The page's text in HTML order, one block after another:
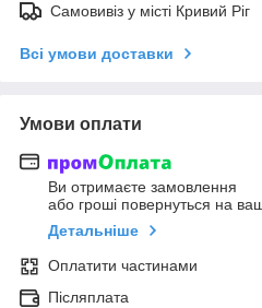
Самовивіз у місті Кривий Ріг
Всі умови доставки
Умови оплати
Ви отримаєте замовлення
або гроші повернуться на
Детальніше
Оплатити частинами
Післяплата